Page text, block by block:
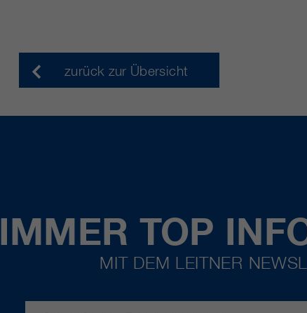
zurück zur Übersicht
IMMER TOP
MIT DEM LEITNER